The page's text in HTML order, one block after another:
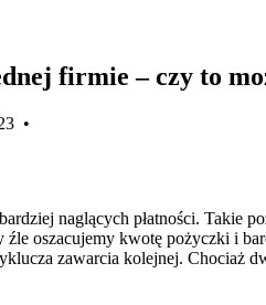
firmie – czy to
•
naglących płatności.
źle oszacujemy kwotę pożyczki i
zawarcia kolejnej. Chociaż